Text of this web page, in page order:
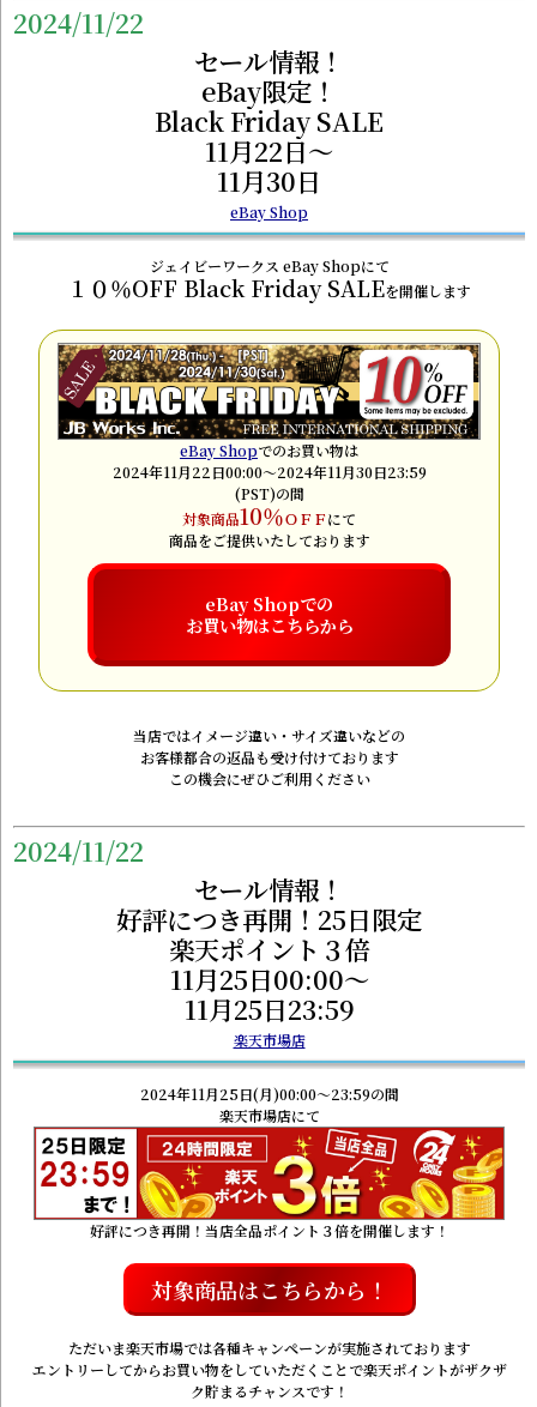
2024/11/22
セール情報！
eBay限定！
Black Friday SALE
11月22日～
11月30日
eBay Shop
ジェイビーワークス eBay Shopにて
１０％OFF Black Friday SALEを開催します
eBay Shopでのお買い物は
2024年11月22日00:00～2024年11月30日23:59
(PST)の間
対象商品10％ＯＦＦにて
商品をご提供いたしております
eBay Shopでの
お買い物はこちらから
当店ではイメージ違い・サイズ違いなどの
お客様都合の返品も受け付けております
この機会にぜひご利用ください
2024/11/22
セール情報！
好評につき再開！25日限定
楽天ポイント３倍
11月25日00:00～
11月25日23:59
楽天市場店
2024年11月25日(月)00:00～23:59の間
楽天市場店にて
好評につき再開！当店全品ポイント３倍を開催します！
対象商品はこちらから！
ただいま楽天市場では各種キャンペーンが実施されております
エントリーしてからお買い物をしていただくことで楽天ポイントがザクザ
ク貯まるチャンスです！